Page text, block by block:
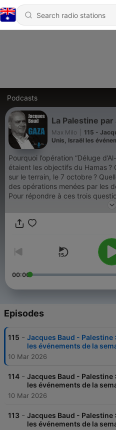
Podcasts
La Palestine
Max Milo
115 -
Unis, Israël les
Pourquoi l’opération “Déluge
étaient les objectifs du Hamas ?
sur le terrain, le 7 octobre ?
des opérations menées par les
Pour répondre à ces trois
Baud revisite le conflit israélo-
les stratégies israéliennes et
années ? Dans ce livre d’une rare clairvoyance, Jacques Baud
déplore que les décisions
avec le droit international. La
après 1945 doit être appliqué.
n’importe quel conflit, ce n’est pas de
solution, mais d’une analyse
accompagnée d’une médiation
00:00
Episodes
115 - Jacques Baud - Palestine
les événements de la
10 Mar 2026
114 - Jacques Baud - Palestine
les événements de la
10 Mar 2026
113 - Jacques Baud - Palestine
les événements de la